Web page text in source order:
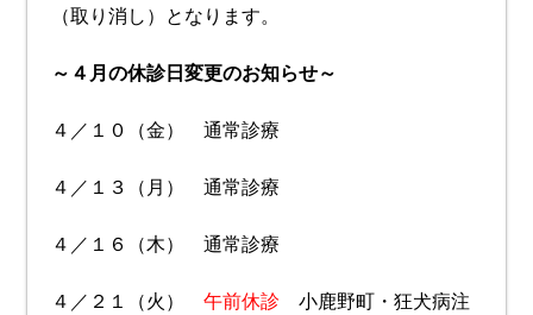
（取り消し）となります。
～４月の休診日変更のお知らせ～
４／１０（金） 通常診療
４／１３（月） 通常診療
４／１６（木） 通常診療
４／２１（火）午前休診 小鹿野町・狂犬病注